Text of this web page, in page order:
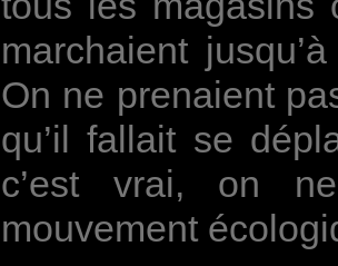
marchaient
On ne prenaient
qu’il fallait se
c’est vrai, on
mouvement